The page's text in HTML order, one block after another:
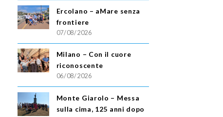
Ercolano – aMare senza
frontiere
07/08/2026
Milano – Con il cuore
riconoscente
06/08/2026
Monte Giarolo – Messa
sulla cima, 125 anni dopo